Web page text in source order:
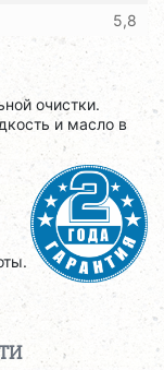
5,8
очистки.
и масло в